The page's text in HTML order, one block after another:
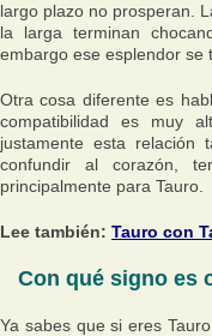
largo plazo no prosperan.
la larga terminan
embargo ese esplendor se
Otra cosa diferente es
compatibilidad es muy
justamente esta relación
confundir al corazón,
principalmente para Tauro.
Lee también: Tauro con
Con qué signo es
Ya sabes que si eres